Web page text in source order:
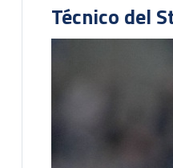
Técnico del